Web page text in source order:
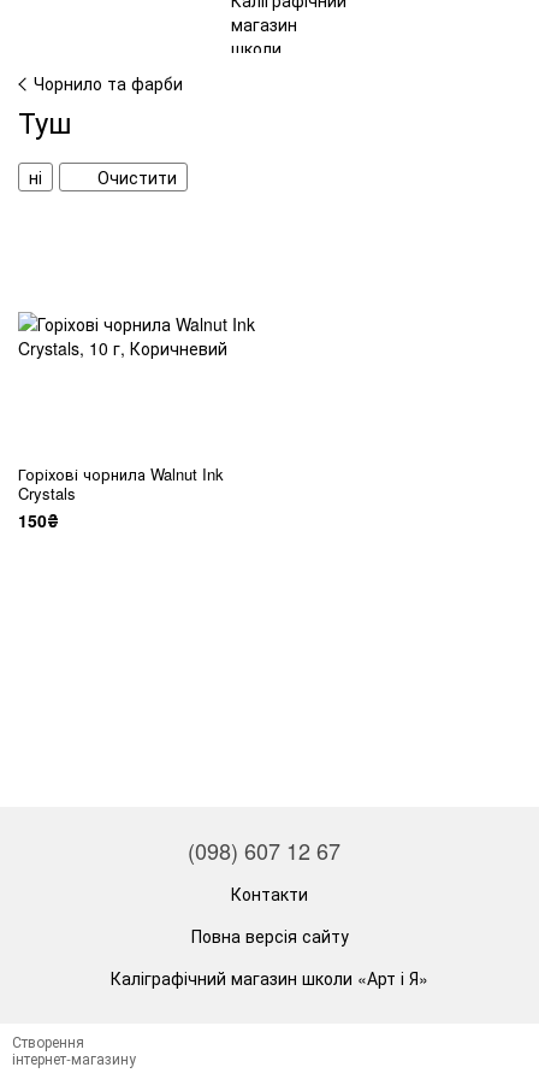
Чорнило та фарби
Туш
ні Очистити
Горіхові чорнила Walnut Ink
Crystals
150₴
(098) 607 12 67
Контакти
Повна версія сайту
Каліграфічний магазин школи «Арт і Я»
Створення
інтернет-магазину